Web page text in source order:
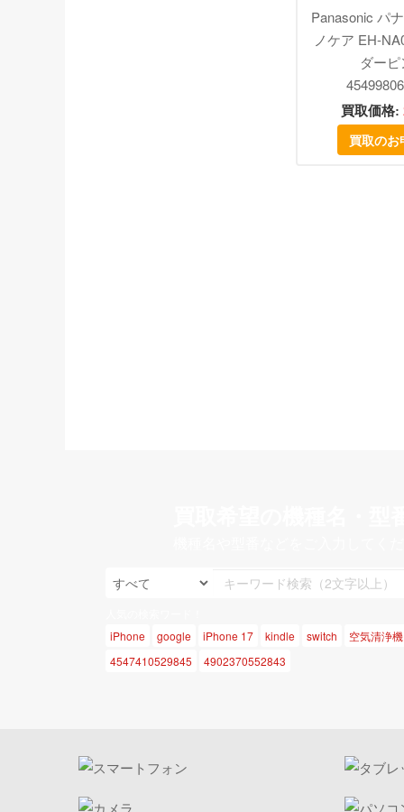
Panasonic パ
ノケア EH-
ダー
買取価格:
買取のお
iPhone
google iPhone 17 kindle switch
空気清浄機
4547410529845
4902370552843